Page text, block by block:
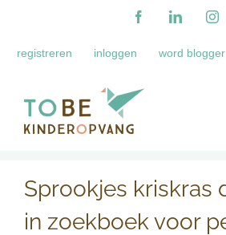
inhoud
FacebookLinkedIn
registreren inloggen word blogger
Sprookjes kriskras
in zoekboek voor